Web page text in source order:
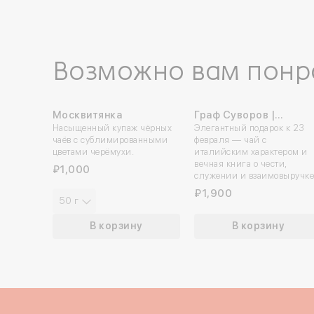
Возможно вам
ПРОБУЙТЕ ХОЛОДНЫМ
Москвитянка
Насыщенный купаж чёрных
чаёв с сублимированными
цветами черёмухи.
₽1,000
В корзину
50 г
Граф Суворов |
Подарочный набор
Элегантный подарок к 23
февраля — чай с
италийским характером и
вечная книга о чести,
служении и взаимовыручке.
₽1,900
В корзину